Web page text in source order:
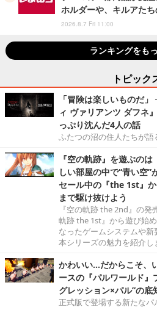
ホルダーや、キルアた
2026.8.7 Fri 11:00
ランキングをも
トピック
「冒険は楽しいものだ
ィ ヴァリアンツ ダフネ
っぷり沈んだ4人の話
ふたつの沼の住人たちが語
『空の軌跡』を遊ぶの
しい部屋の中で“青い空
セール中の『the 1st』
まで駆け抜けよう
『空の軌跡 the 2nd』の
軌跡 the 1st』から遊び始
なったゲームシステムや
本シリーズの魅力を紹介し
かわいい…だからこそ、
ースの『パルワールド』
グレッション×パル”の底
正式版で登場する新たなパ